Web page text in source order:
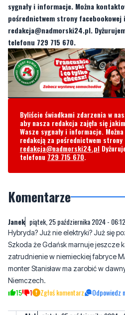
sygnały i informacje. Można
pośrednictwem strony facebookowej
redakcja@nadmorski24.pl.
telefonu 729 715 670.
Byliście świadkami zdarzenia w
aby nasza redakcja zajęła się
Wasze sygnały i informacje.
redakcją za pośrednictwem
redakcja@nadmorski24.pl
telefonu 729 715 670.
Komentarze
Janek piątek, 25 października 2024 -
Hybryda? Już nie elektryki? Już się
Szkoda że Gdańsk marnuje jeszcze
zatrudnienie w niemieckiej fabryce
monter Stanisław ma zarobić w
Niemczech.
15 1 Zgłoś komentarz Odpowiedz